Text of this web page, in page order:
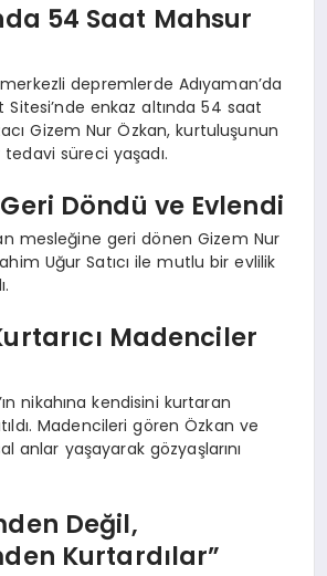
54 Saat Mahsur
depremlerde Adıyaman’da
Sitesi’nde enkaz altında 54 saat
Gizem Nur Özkan, kurtuluşunun
süreci yaşadı.
Döndü ve Evlendi
mesleğine geri dönen Gizem Nur
Uğur Satıcı ile mutlu bir evlilik
Madenciler
nikahına kendisini kurtaran
Madencileri gören Özkan ve
anlar yaşayarak gözyaşlarını
Değil,
Kurtardılar”